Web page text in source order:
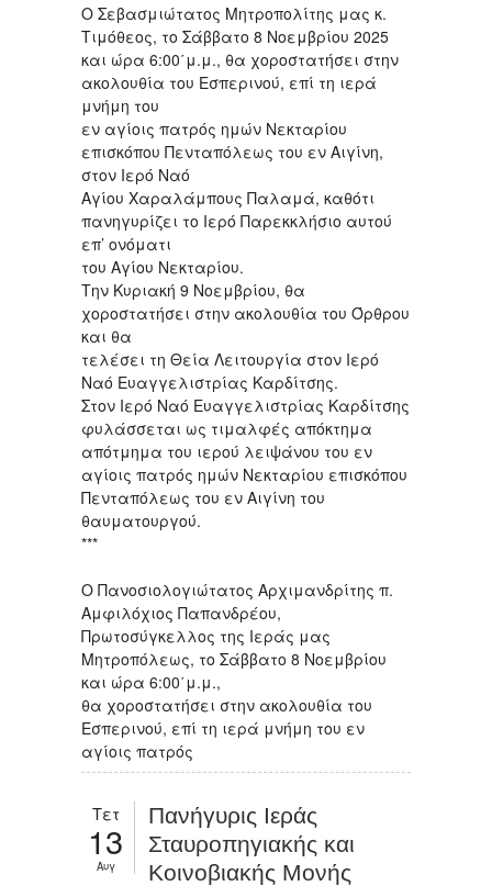
Ο Σεβασμιώτατος Μητροπολίτης μας κ.
Τιμόθεος, το Σάββατο 8 Νοεμβρίου 2025
και ώρα 6:00΄μ.μ., θα χοροστατήσει στην
ακολουθία του Εσπερινού, επί τη ιερά
μνήμη του
εν αγίοις πατρός ημών Νεκταρίου
επισκόπου Πενταπόλεως του εν Αιγίνη,
στον Ιερό Ναό
Αγίου Χαραλάμπους Παλαμά, καθότι
πανηγυρίζει το Ιερό Παρεκκλήσιο αυτού
επ’ ονόματι
του Αγίου Νεκταρίου.
Την Κυριακή 9 Νοεμβρίου, θα
χοροστατήσει στην ακολουθία του Όρθρου
και θα
τελέσει τη Θεία Λειτουργία στον Ιερό
Ναό Ευαγγελιστρίας Καρδίτσης.
Στον Ιερό Ναό Ευαγγελιστρίας Καρδίτσης
φυλάσσεται ως τιμαλφές απόκτημα
απότμημα του ιερού λειψάνου του εν
αγίοις πατρός ημών Νεκταρίου επισκόπου
Πενταπόλεως του εν Αιγίνη του
θαυματουργού.
***
Ο Πανοσιολογιώτατος Αρχιμανδρίτης π.
Αμφιλόχιος Παπανδρέου,
Πρωτοσύγκελλος της Ιεράς μας
Μητροπόλεως, το Σάββατο 8 Νοεμβρίου
και ώρα 6:00΄μ.μ.,
θα χοροστατήσει στην ακολουθία του
Εσπερινού, επί τη ιερά μνήμη του εν
αγίοις πατρός
Τετ
13
Αυγ
Πανήγυρις Ιεράς
Σταυροπηγιακής και
Κοινοβιακής Μονής